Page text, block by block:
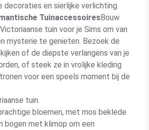
decoraties en sierlijke verlichting.
TuinaccessoiresBouw
tuin voor je Sims om van
mysterie te genieten. Bezoek de
of de diepste verlangens van je
of steek ze in vrolijke kleding
voor een speels moment bij de
tuin.
bloemen, met mos beklede
bogen met klimop om een